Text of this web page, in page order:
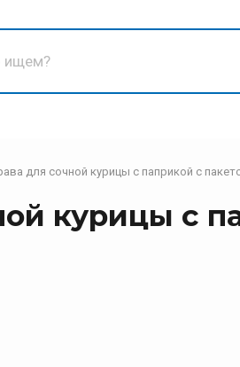
Приправы 20 гр.
для сочной курицы с паприкой с
курицы с